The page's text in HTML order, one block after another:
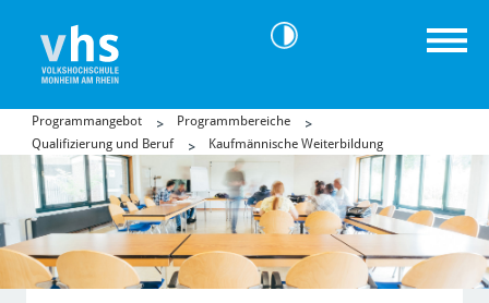
Programmangebot
Programmbereiche
Qualifizierung und Beruf
Kaufmännische Weiterbildung